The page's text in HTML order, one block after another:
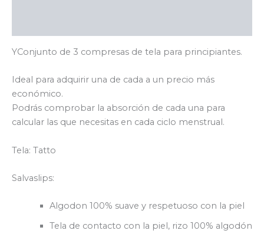
YConjunto de 3 compresas de tela para principiantes.
Ideal para adquirir una de cada a un precio más
económico.
Podrás comprobar la absorción de cada una para
calcular las que necesitas en cada ciclo menstrual.
Tela: Tatto
Salvaslips:
Algodon 100% suave y respetuoso con la piel
Tela de contacto con la piel, rizo 100% algodón